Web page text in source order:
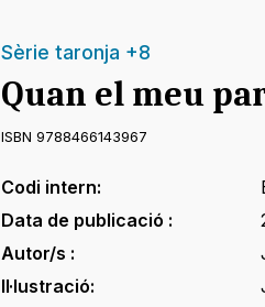
Sèrie taronja +8
Quan el meu
ISBN 9788466143967
Codi intern:
Data de publicació :
Autor/s :
Il·lustració: